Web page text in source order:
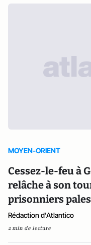
MOYEN-ORIENT
Cessez-le-feu à
relâche à son
prisonniers
Rédaction d'Atlantico
2 min de lecture